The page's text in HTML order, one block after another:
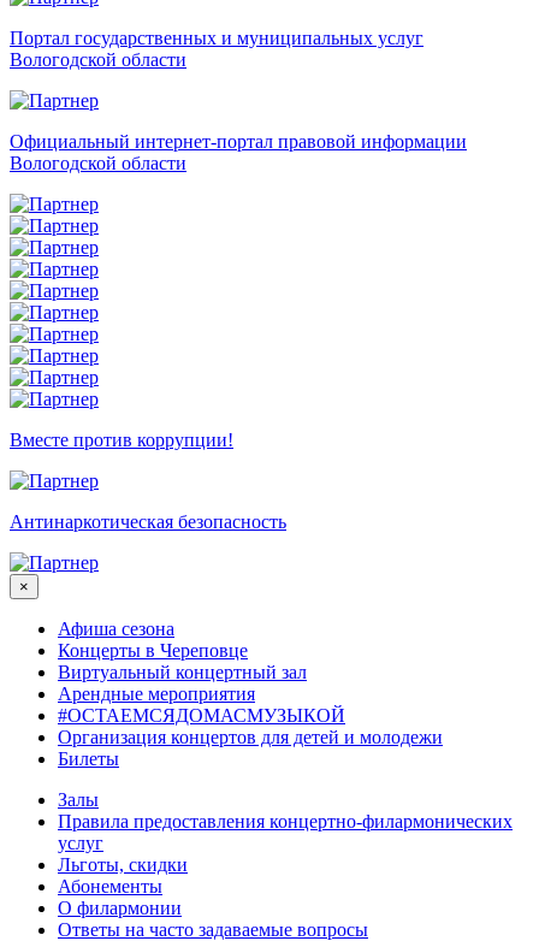
Портал государственных и муниципальных услуг
Вологодской области
Официальный интернет-портал правовой информации
Вологодской области
Вместе против коррупции!
Антинаркотическая безопасность
×
Афиша сезона
Концерты в Череповце
Виртуальный концертный зал
Арендные мероприятия
#ОСТАЕМСЯДОМАСМУЗЫКОЙ
Организация концертов для детей и молодежи
Билеты
Залы
Правила предоставления концертно-филармонических
услуг
Льготы, скидки
Абонементы
О филармонии
Ответы на часто задаваемые вопросы